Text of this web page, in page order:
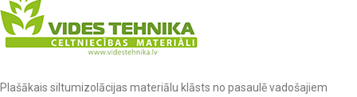
Plašākais siltumizolācijas materiālu klāsts no pasaulē vadošajiem